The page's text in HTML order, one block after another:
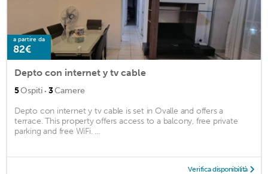
a partire da
82€
Depto con internet y tv cable
5Ospiti · 3Camere
Depto con internet y tv cable is set in Ovalle and offers a
terrace. This property offers access to a balcony, free private
parking and free WiFi. ...
Verifica disponibilità